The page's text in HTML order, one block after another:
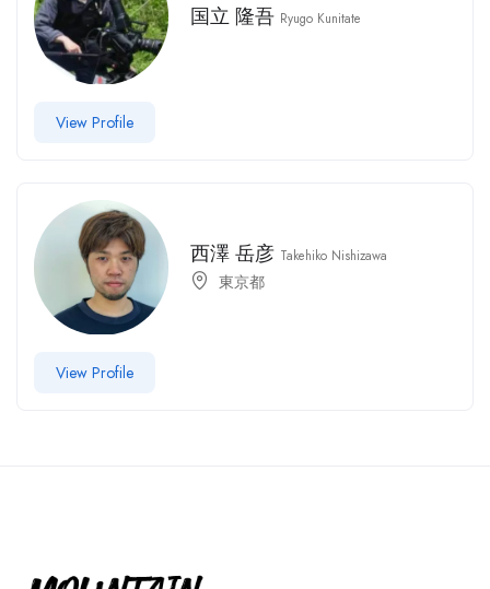
国立 隆吾 Ryugo Kunitate
View Profile
西澤 岳彦 Takehiko Nishizawa
東京都
View Profile